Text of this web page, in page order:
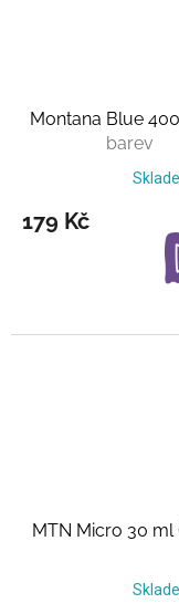
Montana Blue
barev
179 Kč
MTN Micro 30 ml